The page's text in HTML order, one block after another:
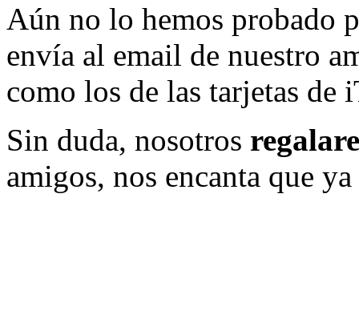
Aún no lo hemos probado
envía al email de nuestro
como los de las tarjetas de
Sin duda, nosotros
amigos, nos encanta que ya